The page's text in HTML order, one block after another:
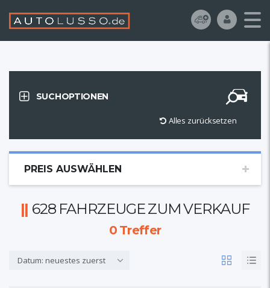
SUCHOPTIONEN
Alles zurücksetzen
PREIS AUSWÄHLEN
628 FAHRZEUGE ZUM VERKAUF
0Treffer
Datum: neuestes zuerst